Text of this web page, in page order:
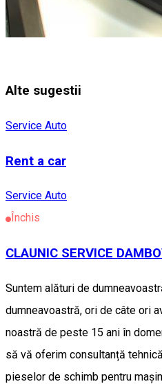
Alte sugestii
Service Auto
Rent a car
Service Auto
Închis
CLAUNIC SERVICE
Suntem alături de
dumneavoastră, ori de câte ori
noastră de peste 15 ani în
să vă oferim consultanță
pieselor de schimb pentru